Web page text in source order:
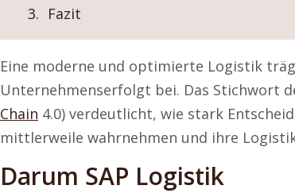
Fazit
Eine moderne und optimierte Logistik
Unternehmenserfolgt bei. Das Stichwort
Chain 4.0) verdeutlicht, wie stark
mittlerweile wahrnehmen und ihre
Darum SAP Logistik